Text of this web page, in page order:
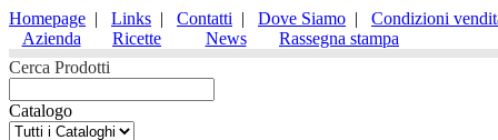
Homepage | Links | Contatti | Dove Siamo | Condizioni
Azienda
Ricette News
Rassegna stampa
Cerca Prodotti
Catalogo